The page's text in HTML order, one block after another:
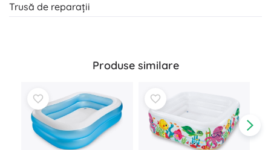
Trusă de reparații
Produse similare